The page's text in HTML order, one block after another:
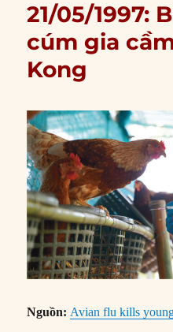
21/05/1997:
cúm gia
Kong
Nguồn: Avian flu kills